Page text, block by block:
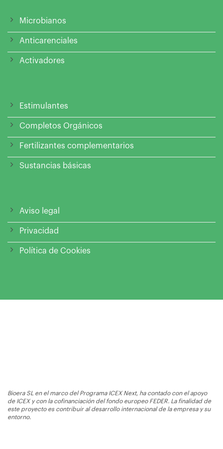
Microbianos
Anticarenciales
Activadores
Estimulantes
Completos Orgánicos
Fertilizantes complementarios
Sustancias básicas
Aviso legal
Privacidad
Política de Cookies
Bioera SL en el marco del Programa ICEX Next, ha contado con el apoyo
de ICEX y con la cofinanciación del fondo europeo FEDER. La finalidad de
este proyecto es contribuir al desarrollo internacional de la empresa y su
entorno.